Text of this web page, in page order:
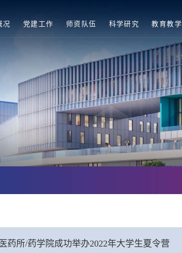
况 党建工作 师资队伍 科学研究 教育教学
医药所/药学院成功举办2022年大学生夏令营